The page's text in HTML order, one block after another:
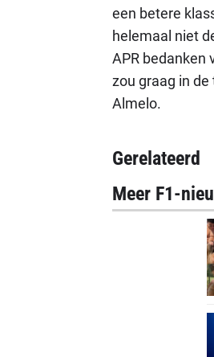
een betere
helemaal niet
APR bedanken
zou graag in
Almelo.
Gerelateerd
Meer F1-